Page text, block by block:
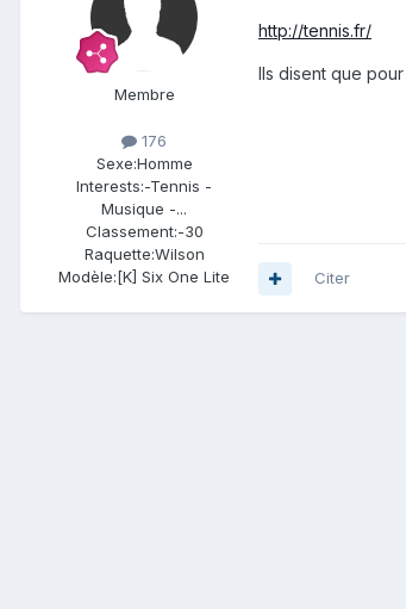
Membre
176
Sexe:Homme
Interests:-Tennis -
Musique -...
Classement:-30
Raquette:Wilson
Modèle:[K] Six One Lite
http://tennis.fr/
Ils disent que
Citer